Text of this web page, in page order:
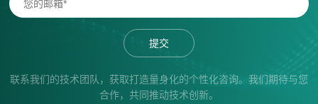
提交
联系我们的技术团队，获取打造量身化的个性化咨询。我们期待与您
合作，共同推动技术创新。